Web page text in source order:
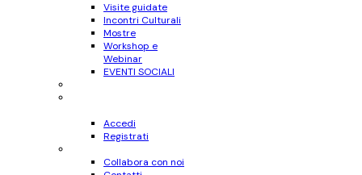
Visite guidate
Incontri Culturali
Mostre
Workshop e
Webinar
EVENTI SOCIALI
Accedi
Registrati
Collabora con noi